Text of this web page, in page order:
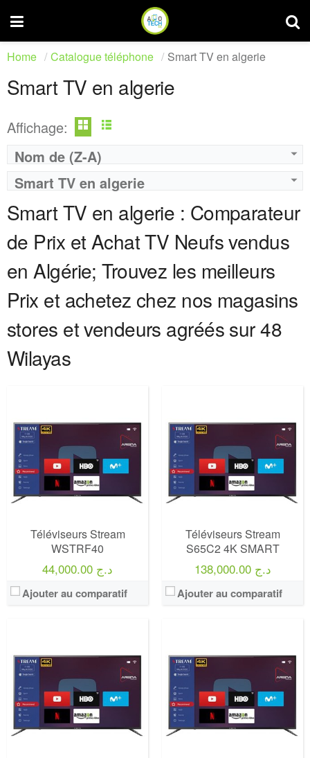
Home Catalogue téléphone Smart TV en algerie
Smart TV en algerie
Affichage:
Nom de (Z-A)
Smart TV en algerie
Smart TV en algerie : Comparateur
de Prix et Achat TV Neufs vendus
en Algérie; Trouvez les meilleurs
Prix et achetez chez nos magasins
stores et vendeurs agréés sur 48
Wilayas
Téléviseurs Stream
WSTRF40
44,000.00 د.ج
Ajouter au comparatif
Marque:LG
Définition:
UHD TV
Téléviseurs Stream
S65C2 4K SMART
138,000.00 د.ج
Ajouter au comparatif
Définition:UHD TV
View Details →
Prix:75000
Définition:UHD TV
View Details →
Prix:75000
Définition:UHD TV
View Details →
Prix:75000
Définition:UHD TV
View Details →
Prix:75000
Définition:UHD TV
View Details →